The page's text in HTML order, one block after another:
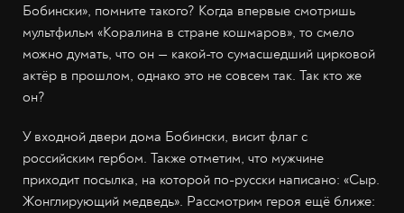
Бобински», помните такого? Когда впервые смотришь
мультфильм «Коралина в стране кошмаров», то смело
можно думать, что он — какой-то сумасшедший цирковой
актёр в прошлом, однако это не совсем так. Так кто же
он?
У входной двери дома Бобински, висит флаг с
российским гербом. Также отметим, что мужчине
приходит посылка, на которой по-русски написано: «Сыр.
Жонглирующий медведь». Рассмотрим героя ещё ближе: